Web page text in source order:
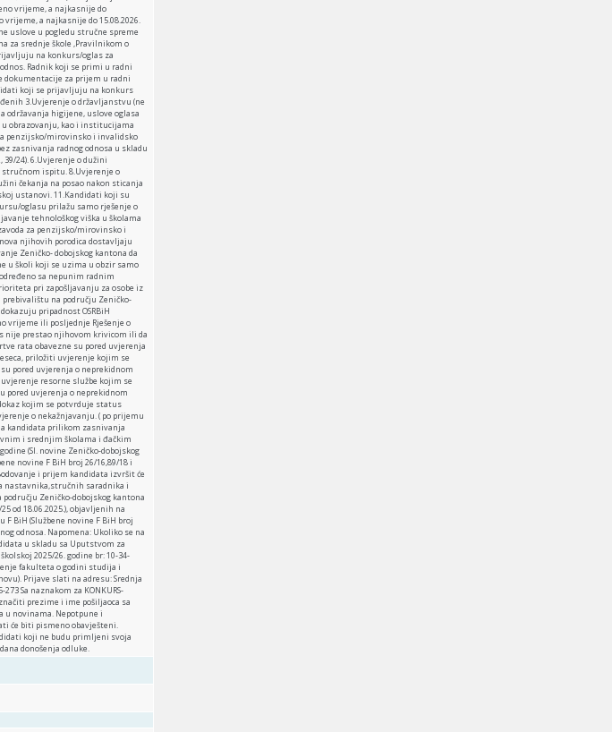
vrijeme, a najkasnije do
vrijeme, a najkasnije do 15.08.2026.
uslove u pogledu stručne spreme
za srednje škole ,Pravilnikom o
na konkurs/oglas za
Radnik koji se primi u radni
dokumentacije za prijem u radni
koji se prijavljuju na konkurs
3.Uvjerenje o državljanstvu (ne
održavanja higijene, uslove oglasa
u obrazovanju, kao i institucijama
penzijsko/mirovinsko i invalidsko
zasnivanja radnog odnosa u skladu
39/24). 6.Uvjerenje o dužini
stručnom ispitu. 8.Uvjerenje o
čekanja na posao nakon sticanja
ustanovi. 11.Kandidati koji su
oglasu prilažu samo rješenje o
tehnološkog viška u školama
za penzijsko/mirovinsko i
njihovih porodica dostavljaju
Zeničko- dobojskog kantona da
u školi koji se uzima u obzir samo
sa nepunim radnim
pri zapošljavanju za osobe iz
na području Zeničko-
pripadnost OSRBiH
vrijeme ili posljednje Rješenje o
nije prestao njihovom krivicom ili da
rata obavezne su pored uvjerenja
priložiti uvjerenje kojim se
pored uvjerenja o neprekidnom
resorne službe kojim se
pored uvjerenja o neprekidnom
kojim se potvrduje status
o nekažnjavanju. ( po prijemu
kandidata prilikom zasnivanja
i srednjim školama i đačkim
(Sl. novine Zeničko-dobojskog
novine F BiH broj 26/16,89/18 i
i prijem kandidata izvršit će
nastavnika,stručnih saradnika i
Zeničko-dobojskog kantona
od 18.06.2025.), objavljenih na
F BiH (Službene novine F BiH broj
odnosa. Napomena: Ukoliko se na
u skladu sa Uputstvom za
2025/26. godine br: 10-34-
fakulteta o godini studija i
Prijave slati na adresu: Srednja
Sa naznakom za KONKURS-
prezime i ime pošiljaoca sa
u novinama. Nepotpune i
će biti pismeno obavješteni.
koji ne budu primljeni svoja
donošenja odluke.